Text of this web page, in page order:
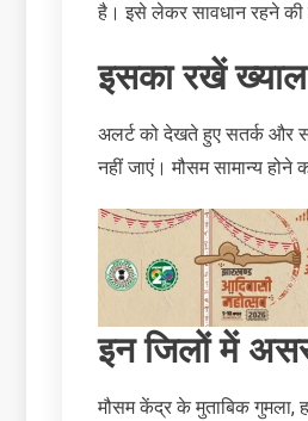
है। इसे लेकर सावधान रहने
इसका रखें ख्‍याल
अलर्ट को देखते हुए सतर्क और
नहीं जाएं। मौसम सामान्‍य
इन जिलों में
मौसम केंद्र के मुताबिक गुमला,